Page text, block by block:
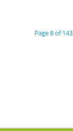
Page 8 of 143